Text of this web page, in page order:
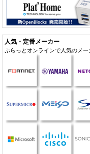
人気・定番メーカー
ぷらっとオンラインで人気のメー